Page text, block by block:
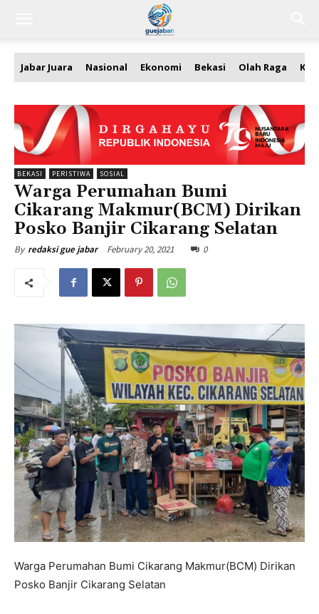
Jabar Juara Nasional Ekonomi Bekasi Olah Raga
BEKASI PERISTIWA SOSIAL
Warga Perumahan Bumi
Cikarang Makmur(BCM) Dirikan
Posko Banjir Cikarang Selatan
By redaksi gue jabar February 20, 2021 0
Warga Perumahan Bumi Cikarang Makmur(BCM) Dirikan
Posko Banjir Cikarang Selatan